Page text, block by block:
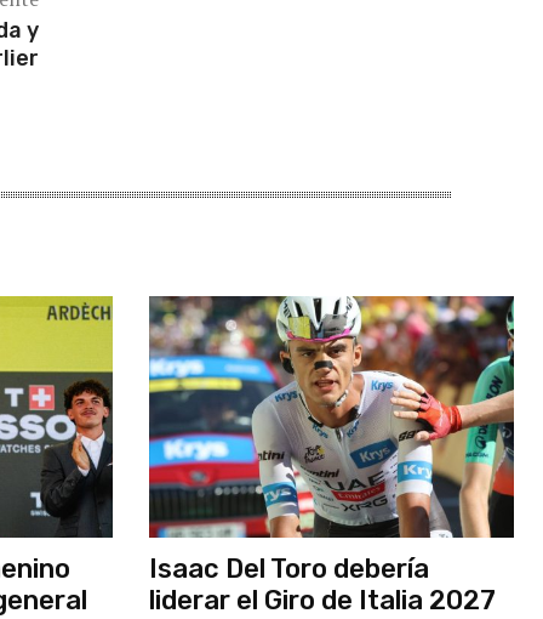
y
Isaac Del Toro debería
liderar el Giro de Italia 2027